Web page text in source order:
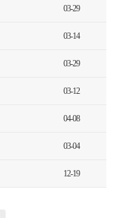
03-29
03-14
03-29
03-12
04-08
03-04
12-19